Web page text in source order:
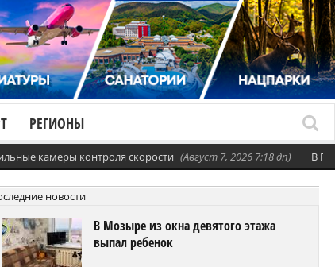
РЕГИОНЫ
камеры контроля скорости (Август 7, 2026 7:18 дп) В
новости
В Мозыре из окна девятого этажа
выпал ребенок